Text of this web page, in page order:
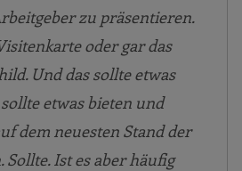
zu präsentieren.
oder gar das
Und das sollte etwas
etwas bieten und
dem neuesten Stand der
Sollte. Ist es aber häufig